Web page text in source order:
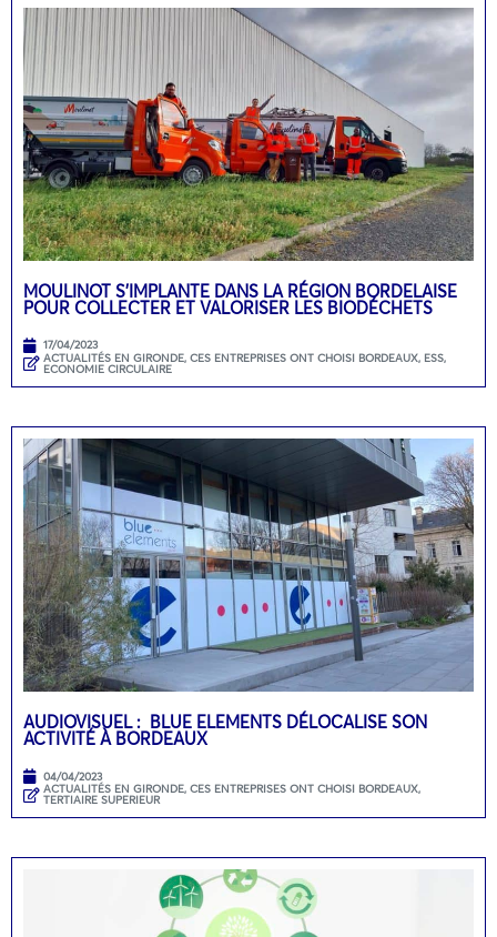
MOULINOT S’IMPLANTE DANS LA RÉGION BORDELAISE
POUR COLLECTER ET VALORISER LES BIODÉCHETS
17/04/2023
ACTUALITÉS EN GIRONDE, CES ENTREPRISES ONT CHOISI BORDEAUX, ESS,
ECONOMIE CIRCULAIRE
AUDIOVISUEL : BLUE ELEMENTS DÉLOCALISE SON
ACTIVITÉ À BORDEAUX
04/04/2023
ACTUALITÉS EN GIRONDE, CES ENTREPRISES ONT CHOISI BORDEAUX,
TERTIAIRE SUPERIEUR